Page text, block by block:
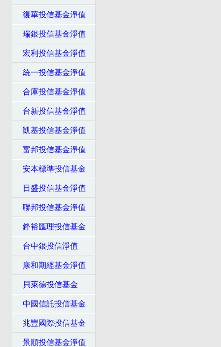
復華投信基金淨值
瑞銀投信基金淨值
宏利投信基金淨值
統一投信基金淨值
合庫投信基金淨值
台新投信基金淨值
凱基投信基金淨值
富邦投信基金淨值
安本標準投信基金
日盛投信基金淨值
聯邦投信基金淨值
鋒裕匯理投信基金
台中銀投信淨值
康和期經基金淨值
貝萊德投信基金
中國信託投信基金
兆豐國際投信基金
景順投信基金淨值